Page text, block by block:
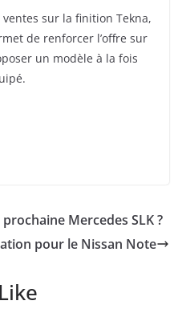
sur la finition Tekna,
de renforcer l’offre sur
un modèle à la fois
Mercedes SLK ?
pour le Nissan Note